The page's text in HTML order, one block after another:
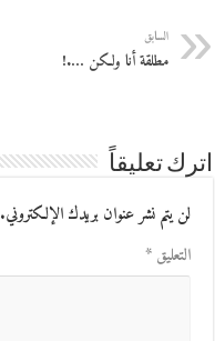
السابق
مطلقة أنا ولكن ….!
اترك تعليقاً
لن يتم نشر عنوان بريدك الإلكتروني.
التعليق*